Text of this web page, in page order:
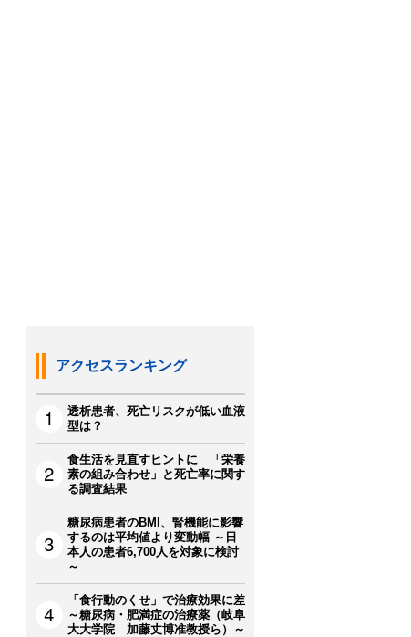
アクセスランキング
透析患者、死亡リスクが低い血液
型は？
食生活を見直すヒントに 「栄養
素の組み合わせ」と死亡率に関す
る調査結果
糖尿病患者のBMI、腎機能に影響
するのは平均値より変動幅 ～日
本人の患者6,700人を対象に検討
～
「食行動のくせ」で治療効果に差
～糖尿病・肥満症の治療薬（岐阜
大大学院 加藤丈博准教授ら）～